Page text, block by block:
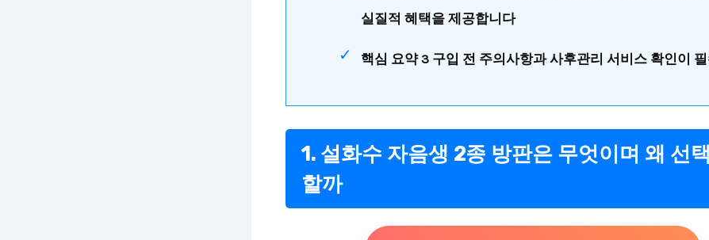
실질적 혜택을 제공합니다
핵심 요약 3 구입 전 주의사항과 사후관리 서비스 확인이
1. 설화수 자음생 2종 방판은 무엇이며 왜 선
할까